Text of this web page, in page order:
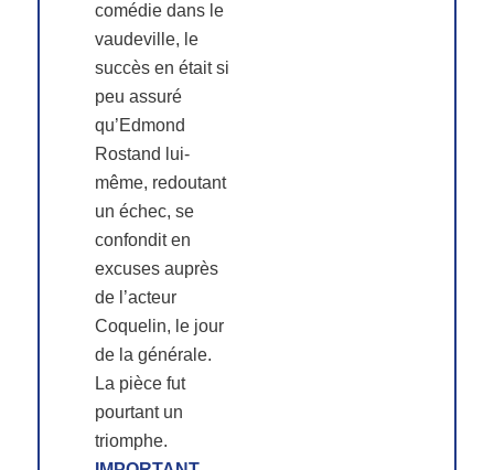
comédie dans le
vaudeville, le
succès en était si
peu assuré
qu’Edmond
Rostand lui-
même, redoutant
un échec, se
confondit en
excuses auprès
de l’acteur
Coquelin, le jour
de la générale.
La pièce fut
pourtant un
triomphe.